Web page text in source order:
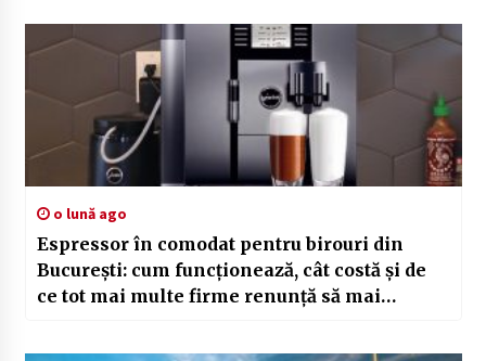
o lună ago
Espressor în comodat pentru birouri din
București: cum funcționează, cât costă și de
ce tot mai multe firme renunță să mai